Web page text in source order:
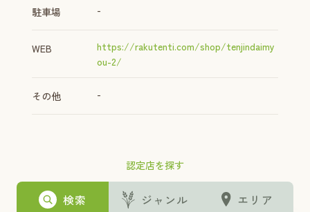
認定店を探す
検索 ジャンル エリア
駐車場 -
WEB
https://rakutenti.com/shop/tenjindaimy
ou-2/
その他 -